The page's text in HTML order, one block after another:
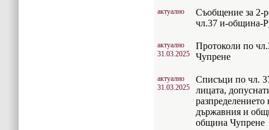
актуално
Съобщение за 2-
чл.37 и-община-
актуално
31.03.2025
Протоколи по
Чупрене
актуално
31.03.2025
Списъци по чл.
лицата,
държавния и
община Чупрене